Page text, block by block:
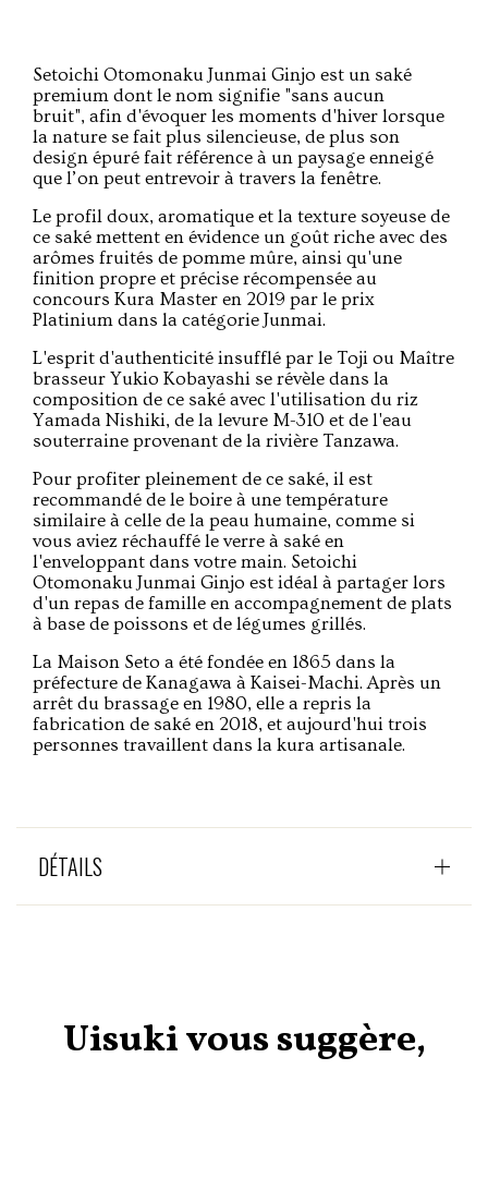
Setoichi Otomonaku Junmai Ginjo est un saké
premium dont le nom signifie "sans aucun
bruit", afin d'évoquer les moments d'hiver lorsque
la nature se fait plus silencieuse, de plus son
design épuré fait référence à un paysage enneigé
que l’on peut entrevoir à travers la fenêtre.
Le profil doux, aromatique et la texture soyeuse de
ce saké mettent en évidence un goût riche avec des
arômes fruités de pomme mûre, ainsi qu'une
finition propre et précise récompensée au
concours Kura Master en 2019 par le prix
Platinium dans la catégorie Junmai.
L'esprit d'authenticité insufflé par le Toji ou Maître
brasseur Yukio Kobayashi se révèle dans la
composition de ce saké avec l'utilisation du riz
Yamada Nishiki, de la levure M-310 et de l'eau
souterraine provenant de la rivière Tanzawa.
Pour profiter pleinement de ce saké, il est
recommandé de le boire à une température
similaire à celle de la peau humaine, comme si
vous aviez réchauffé le verre à saké en
l'enveloppant dans votre main. Setoichi
Otomonaku Junmai Ginjo est idéal à partager lors
d'un repas de famille en accompagnement de plats
à base de poissons et de légumes grillés.
La Maison Seto a été fondée en 1865 dans la
préfecture de Kanagawa à Kaisei-Machi. Après un
arrêt du brassage en 1980, elle a repris la
fabrication de saké en 2018, et aujourd'hui trois
personnes travaillent dans la kura artisanale.
DÉTAILS
Uisuki vous suggère,